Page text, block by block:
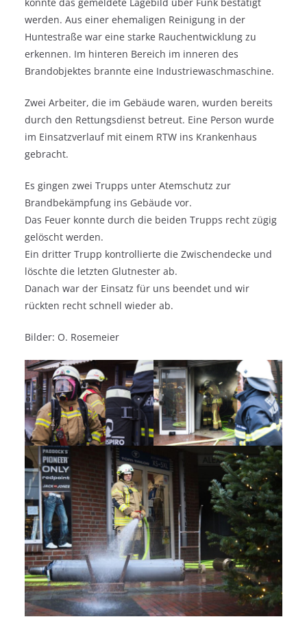
werden. Aus einer ehemaligen Reinigung in der
Huntestraße war eine starke Rauchentwicklung zu
erkennen. Im hinteren Bereich im inneren des
Brandobjektes brannte eine Industriewaschmaschine.
Zwei Arbeiter, die im Gebäude waren, wurden bereits
durch den Rettungsdienst betreut. Eine Person wurde
im Einsatzverlauf mit einem RTW ins Krankenhaus
gebracht.
Es gingen zwei Trupps unter Atemschutz zur
Brandbekämpfung ins Gebäude vor.
Das Feuer konnte durch die beiden Trupps recht zügig
gelöscht werden.
Ein dritter Trupp kontrollierte die Zwischendecke und
löschte die letzten Glutnester ab.
Danach war der Einsatz für uns beendet und wir
rückten recht schnell wieder ab.
Bilder: O. Rosemeier